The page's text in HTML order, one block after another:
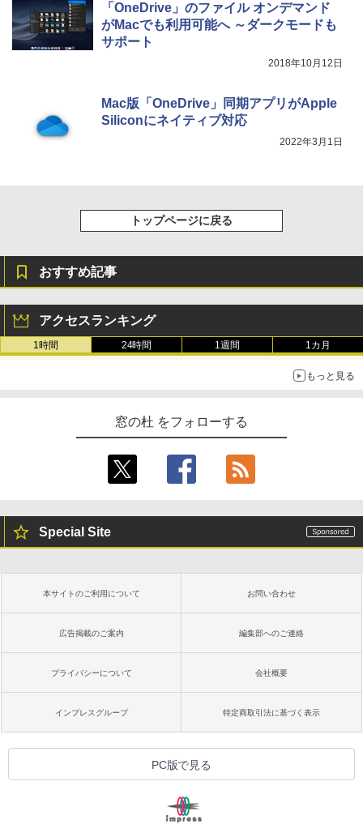
「OneDrive」のファイル オンデマンド
がMacでも利用可能へ ～ダークモードも
サポート
2018年10月12日
Mac版「OneDrive」同期アプリがApple
Siliconにネイティブ対応
2022年3月1日
トップページに戻る
おすすめ記事
アクセスランキング
1時間 24時間 1週間 1カ月
もっと見る
窓の杜 をフォローする
Special Site
本サイトのご利用について お問い合わせ
広告掲載のご案内 編集部へのご連絡
プライバシーについて 会社概要
インプレスグループ 特定商取引法に基づく表示
PC版で見る